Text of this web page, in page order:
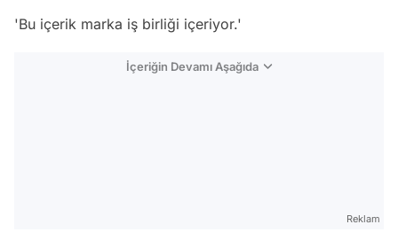
'Bu içerik marka iş birliği içeriyor.'
İçeriğin Devamı Aşağıda
Reklam